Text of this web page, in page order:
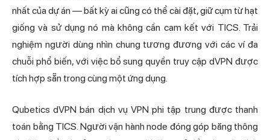
nhất của dự án — bất kỳ ai cũng có thể cài đặt, giữ cụm từ hạt
giống và sử dụng nó mà không cần cam kết với TICS. Trải
nghiệm người dùng nhìn chung tương đương với các ví đa
chuỗi phổ biến, với việc bổ sung quyền truy cập dVPN được
tích hợp sẵn trong cùng một ứng dụng.
Qubetics dVPN bán dịch vụ VPN phi tập trung được thanh
toán bằng TICS. Người vận hành node đóng góp băng thông